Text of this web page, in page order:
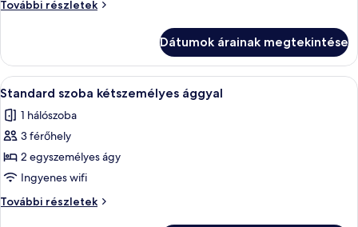
apartman
További részletek
Junior
Dátumok árainak megtekintése
A
következő
szoba
összes
képének
megtekintése:
Standard
szoba
Egy hálószoba, melyben fehér ágy,
4
Standard szoba kétszemélyes ággyal
1 hálószoba
3 férőhely
2 egyszemélyes ágy
Ingyenes wifi
További részletek
Standard